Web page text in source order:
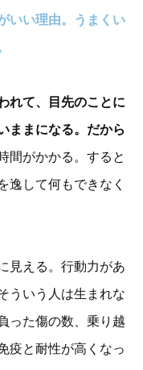
いい理由。うまくい
れて、目先のことに
ままになる。だから
間がかかる。すると
逸して何もできなく
見える。行動力があ
ういう人は生まれな
った傷の数、乗り越
疫と耐性が高くなっ